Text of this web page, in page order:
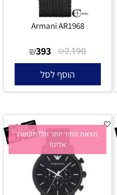
Armani AR1968
₪2,190
₪393
הוסף לסל
מצאת מחיר יותר זול?תקשרו
אלינו!